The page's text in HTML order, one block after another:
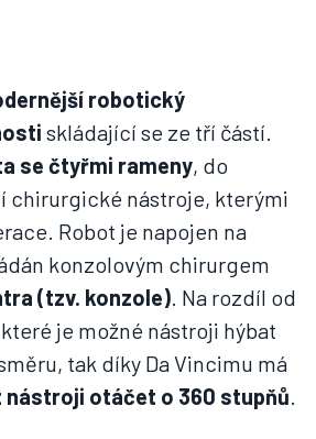
robotický
skládající se ze tří částí.
se čtyřmi rameny, do
chirurgické nástroje, kterými
Robot je napojen na
konzolovým chirurgem
(tzv. konzole). Na rozdíl od
je možné nástroji hýbat
tak díky Da Vincimu má
nástroji otáčet o 360 stupňů.